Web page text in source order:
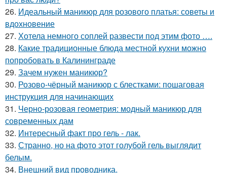
26. Идеальный маникюр для розового платья: советы и
вдохновение
27. Хотела немного соплей развести под этим фото ….
28. Какие традиционные блюда местной кухни можно
попробовать в Калининграде
29. Зачем нужен маникюр?
30. Розово-чёрный маникюр с блестками: пошаговая
инструкция для начинающих
31. Черно-розовая геометрия: модный маникюр для
современных дам
32. Интересный факт про гель - лак.
33. Странно, но на фото этот голубой гель выглядит
белым.
34. Внешний вид проводника.